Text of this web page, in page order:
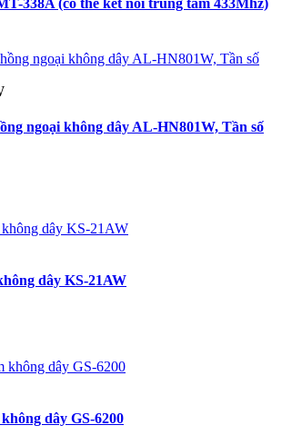
338A (có thể kết nối trung tâm 433Mhz)
ngoại không dây AL-HN801W, Tần số
dây KS-21AW
dây GS-6200